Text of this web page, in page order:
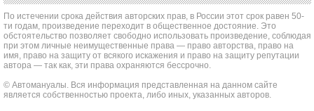
По истечении срока действия авторских прав, в России этот срок равен 50-
ти годам, произведение переходит в общественное достояние. Это
обстоятельство позволяет свободно использовать произведение, соблюдая
при этом личные неимущественные права — право авторства, право на
имя, право на защиту от всякого искажения и право на защиту репутации
автора — так как, эти права охраняются бессрочно.
© Автомануалы. Вся информация представленная на данном сайте
является собственностью проекта, либо иных, указанных авторов.